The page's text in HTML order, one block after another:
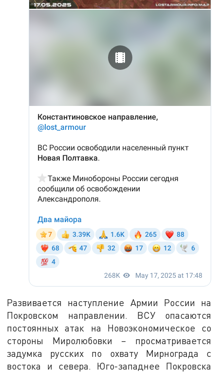
Развивается наступление Армии России на
Покровском направлении. ВСУ опасаются
постоянных атак на Новоэкономическое со
стороны Миролюбовки – просматривается
задумка русских по охвату Мирнограда с
востока и севера. Юго-западнее Покровска